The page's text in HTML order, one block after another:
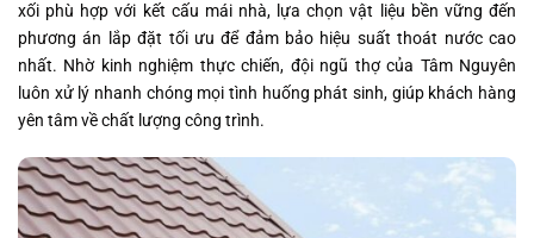
xối phù hợp với kết cấu mái nhà, lựa chọn vật liệu bền vững đến
phương án lắp đặt tối ưu để đảm bảo hiệu suất thoát nước cao
nhất. Nhờ kinh nghiệm thực chiến, đội ngũ thợ của Tâm Nguyên
luôn xử lý nhanh chóng mọi tình huống phát sinh, giúp khách hàng
yên tâm về chất lượng công trình.